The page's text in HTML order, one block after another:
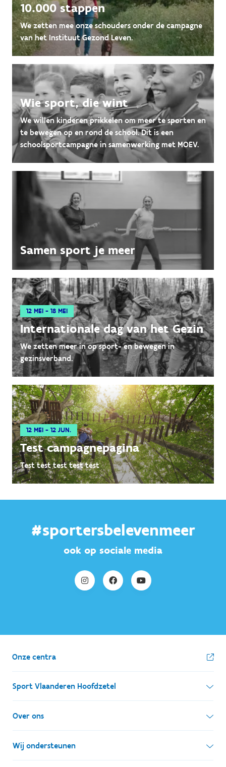
10.000 stappen
We zetten mee onze schouders onder de campagne
van het Instituut Gezond Leven.
Wie sport, die wint
We willen kinderen prikkelen om meer te sporten en
te bewegen op en rond de school. Dit is een
schoolsportcampagne in samenwerking met MOEV.
Samen sport je meer
12 MEI - 18 MEI
Internationale dag van het Gezin
We zetten meer in op sport- en bewegen in
gezinsverband.
12 MEI - 12 JUN.
Test campagnepagina
Test test test test test
#sportersbelevenmeer
ook op sociale media
Onze centra
Sport Vlaanderen Hoofdzetel
Simon Bolivarlaan 17
1000 Brussel
Ondernemingsnummer: BE 0248.142.826
Over ons
Wie zijn we, wat doen we
Onze centra
Wij ondersteunen